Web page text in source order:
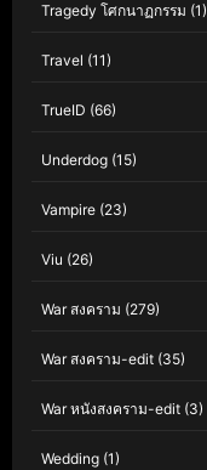
Tragedy โศกนาฏกรรม (1)
Travel (11)
TrueID (66)
Underdog (15)
Vampire (23)
Viu (26)
War สงคราม (279)
War สงคราม-edit (35)
War หนังสงคราม-edit (3)
Wedding (1)